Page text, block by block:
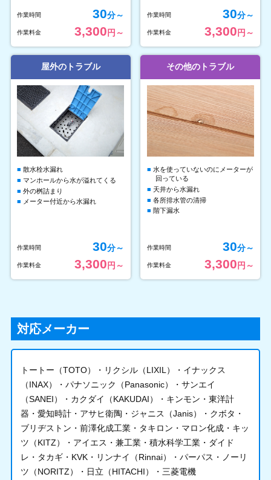
作業時間 30分～
作業料金 3,300 円～
作業時間 30分～
作業料金 3,300 円～
屋外のトラブル
散水栓水漏れ
マンホールから水が溢れてくる
外の桝詰まり
メーター付近から水漏れ
作業時間 30分～
作業料金 3,300 円～
その他のトラブル
水を使っていないのにメーターが
回っている
天井から水漏れ
各所排水管の清掃
階下漏水
作業時間 30分～
作業料金 3,300 円～
対応メーカー
トートー（TOTO）・リクシル（LIXIL）・イナックス
（INAX）・パナソニック（Panasonic）・サンエイ
（SANEI）・カクダイ（KAKUDAI）・キンモン・東洋計
器・愛知時計・アサヒ衛陶・ジャニス（Janis）・クボタ・
ブリヂストン・前澤化成工業・タキロン・マロン化成・キッ
ツ（KITZ）・アイエス・兼工業・積水科学工業・ダイド
レ・タカギ・KVK・リンナイ（Rinnai）・パーパス・ノーリ
ツ（NORITZ）・日立（HITACHI）・三菱電機